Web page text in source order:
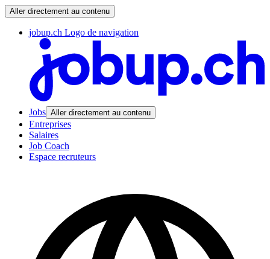
Aller directement au contenu
jobup.ch Logo de navigation
Jobs Aller directement au contenu
Entreprises
Salaires
Job Coach
Espace recruteurs